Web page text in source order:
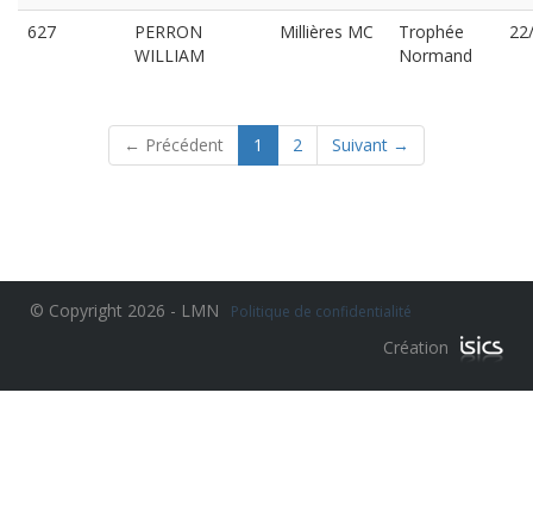
627
PERRON
WILLIAM
Millières MC
Trophée
Normand
← Précédent 1 (current)
2 Suivant →
© Copyright 2026 - LMN Politique de confidentialité
Création